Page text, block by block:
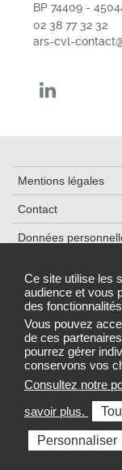
Ce site utilise les
audience et vous
des
Vous pouvez
de ces
pourrez gérer
conservons vos
Consultez notre
savoir plus.
Personnaliser
BP 74409 -
02 38 77 32 32
ars-cvl-
Mentions légales
Contact
Données
Accessibilité :
Gestion des cookies
Sélectionnez une
régionale de santé
Toutes les ARS